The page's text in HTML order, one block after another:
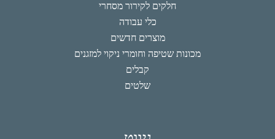
חלקים לקירור מסחרי
כלי עבודה
מוצרים חדשים
מכונות שטיפה וחומרי ניקוי למזגנים
קבלים
שלטים